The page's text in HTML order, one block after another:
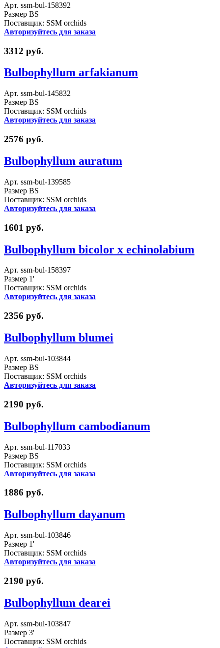
Арт. ssm-bul-158392
Размер BS
Поставщик: SSM orchids
Авторизуйтесь для заказа
3312 руб.
Bulbophyllum arfakianum
Арт. ssm-bul-145832
Размер BS
Поставщик: SSM orchids
Авторизуйтесь для заказа
2576 руб.
Bulbophyllum auratum
Арт. ssm-bul-139585
Размер BS
Поставщик: SSM orchids
Авторизуйтесь для заказа
1601 руб.
Bulbophyllum bicolor x echinolabium
Арт. ssm-bul-158397
Размер 1'
Поставщик: SSM orchids
Авторизуйтесь для заказа
2356 руб.
Bulbophyllum blumei
Арт. ssm-bul-103844
Размер BS
Поставщик: SSM orchids
Авторизуйтесь для заказа
2190 руб.
Bulbophyllum cambodianum
Арт. ssm-bul-117033
Размер BS
Поставщик: SSM orchids
Авторизуйтесь для заказа
1886 руб.
Bulbophyllum dayanum
Арт. ssm-bul-103846
Размер 1'
Поставщик: SSM orchids
Авторизуйтесь для заказа
2190 руб.
Bulbophyllum dearei
Арт. ssm-bul-103847
Размер 3'
Поставщик: SSM orchids